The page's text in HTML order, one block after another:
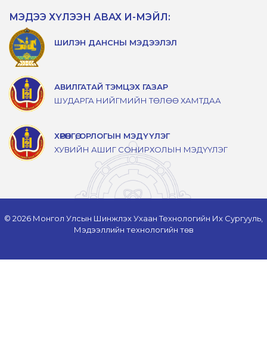
МЭДЭЭ ХҮЛЭЭН АВАХ И-МЭЙЛ:
ШИЛЭН ДАНСНЫ МЭДЭЭЛЭЛ
АВИЛГАТАЙ ТЭМЦЭХ ГАЗАР
ШУДАРГА НИЙГМИЙН ТӨЛӨӨ ХАМТДАА
ХӨРӨНГӨ, ОРЛОГЫН МЭДҮҮЛЭГ
ХУВИЙН АШИГ СОНИРХОЛЫН МЭДҮҮЛЭГ
© 2026 Монгол Улсын Шинжлэх Ухаан Технологийн Их Сургууль,
Мэдээллийн технологийн төв